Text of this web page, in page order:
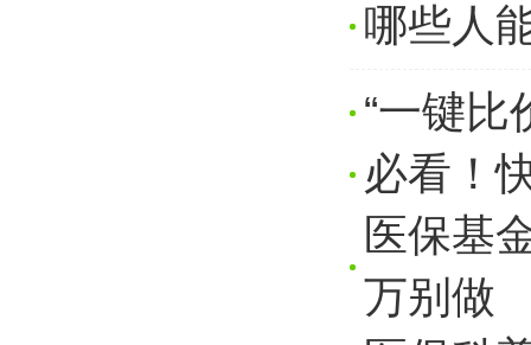
哪些人
“一键比
必看！
医保基
万别做